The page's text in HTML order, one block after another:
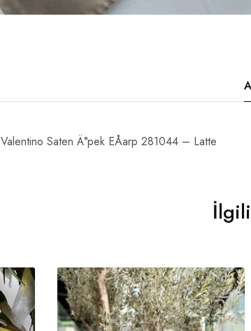
Valentino Saten Ä°pek EÅarp 281044 – Latte